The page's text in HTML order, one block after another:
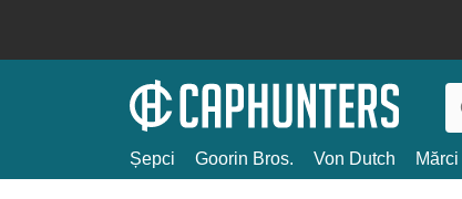
Șepci Goorin Bros. Von Dutch Mărci